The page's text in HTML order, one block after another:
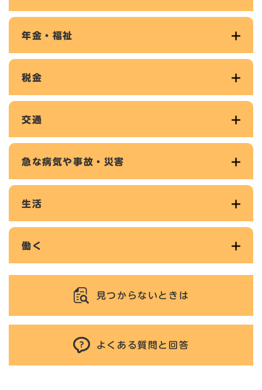
年金・福祉
税金
交通
急な病気や事故・災害
生活
働く
見つからないときは
よくある質問と回答